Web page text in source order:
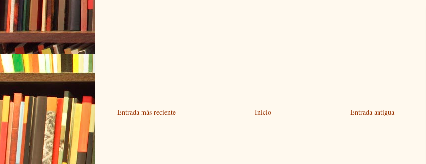
Entrada más reciente Entrada antigua
Inicio